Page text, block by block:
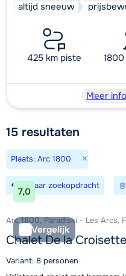
altijd sneeuw
425 km piste
Meer
15 resultaten
Plaats: Arc 1800 ×
Bewaar zoekopdracht
7,0
Vergelijk
Arc 1800, Paradiski - Les Arcs,
Chalet De la Croisette
Variant: 8 personen